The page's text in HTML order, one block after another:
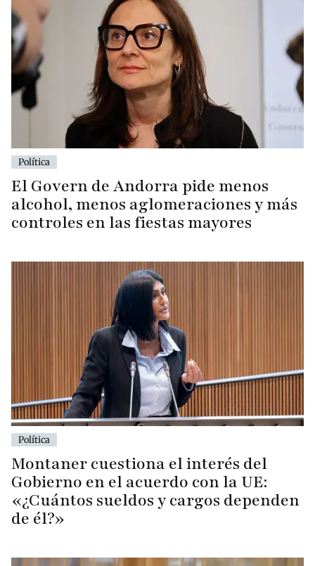
Política
El Govern de Andorra pide menos
alcohol, menos aglomeraciones y más
controles en las fiestas mayores
Política
Montaner cuestiona el interés del
Gobierno en el acuerdo con la UE:
«¿Cuántos sueldos y cargos dependen
de él?»